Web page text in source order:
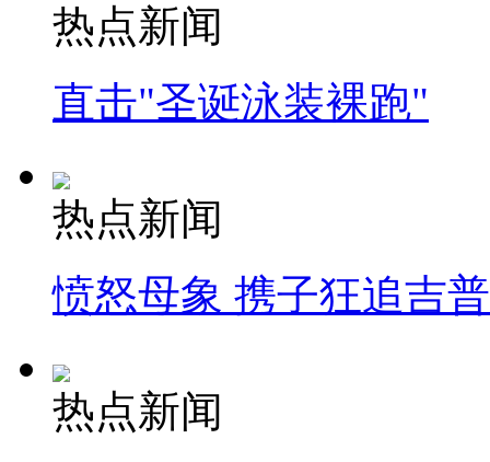
热点新闻
直击"圣诞泳装裸跑"
热点新闻
愤怒母象 携子狂追吉
热点新闻